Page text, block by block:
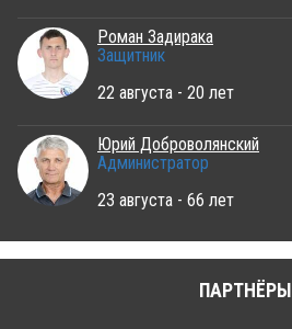
Роман Задирака
Защитник
22 августа - 20 лет
Юрий Доброволянский
Администратор
23 августа - 66 лет
ПАРТНЁРЫ